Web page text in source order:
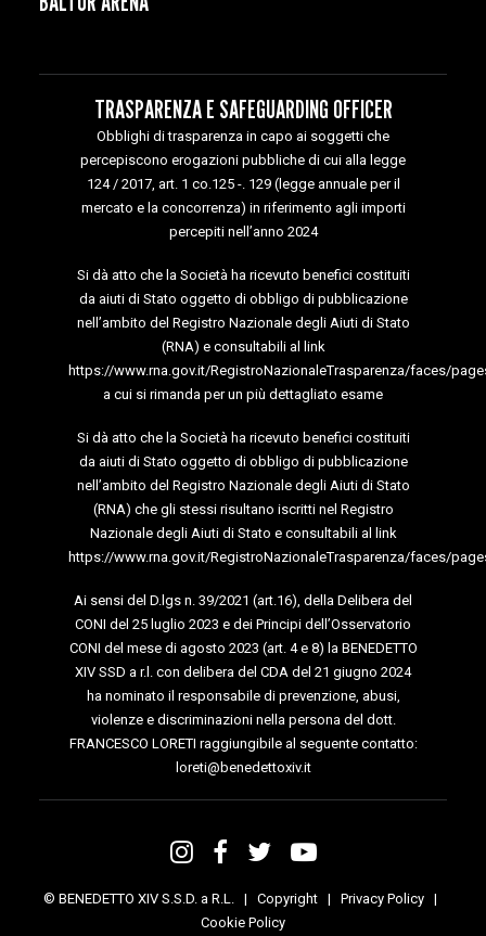
TRASPARENZA E SAFEGUARDING OFFICER
Obblighi di trasparenza in capo ai soggetti che
percepiscono erogazioni pubbliche di cui alla legge
124 / 2017, art. 1 co.125 -. 129 (legge annuale per il
mercato e la concorrenza) in riferimento agli importi
percepiti nell’anno 2024
Si dà atto che la Società ha ricevuto benefici costituiti
da aiuti di Stato oggetto di obbligo di pubblicazione
nell’ambito del Registro Nazionale degli Aiuti di Stato
(RNA) e consultabili al link
https://www.rna.gov.it/RegistroNazionaleTrasparenza/faces/
a cui si rimanda per un più dettagliato esame
Si dà atto che la Società ha ricevuto benefici costituiti
da aiuti di Stato oggetto di obbligo di pubblicazione
nell’ambito del Registro Nazionale degli Aiuti di Stato
(RNA) che gli stessi risultano iscritti nel Registro
Nazionale degli Aiuti di Stato e consultabili al link
https://www.rna.gov.it/RegistroNazionaleTrasparenza/faces/
Ai sensi del D.lgs n. 39/2021 (art.16), della Delibera del
CONI del 25 luglio 2023 e dei Principi dell’Osservatorio
CONI del mese di agosto 2023 (art. 4 e 8) la BENEDETTO
XIV SSD a r.l. con delibera del CDA del 21 giugno 2024
ha nominato il responsabile di prevenzione, abusi,
violenze e discriminazioni nella persona del dott.
FRANCESCO LORETI raggiungibile al seguente contatto:
loreti@benedettoxiv.it
© BENEDETTO XIV S.S.D. a R.L. | Copyright| Privacy Policy|
Cookie Policy